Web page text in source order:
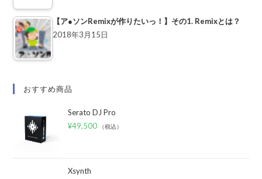
【ア●ソンRemixが作りたいっ！】その1. Remixとは？
2018年3月15日
おすすめ商品
Serato DJ Pro
¥49,500 （税込）
Xsynth